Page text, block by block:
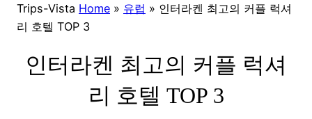
Trips-Vista Home » 유럽 » 인터라켄 최고의 커플 럭셔
리 호텔 TOP 3
인터라켄 최고의 커플 럭셔
리 호텔 TOP 3